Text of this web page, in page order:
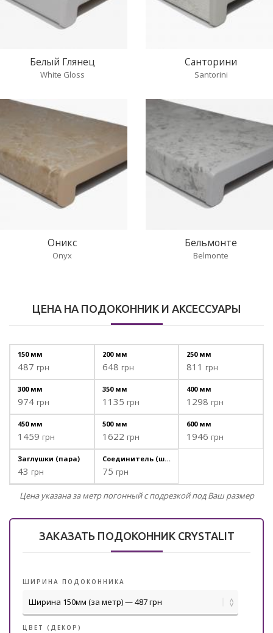
Белый Глянец
White Gloss
Санторини
Santorini
Оникс
Onyx
Бельмонте
Belmonte
ЦЕНА НА ПОДОКОННИК И АКСЕССУАРЫ
487 грн 648 грн 811 грн
974 грн 1135 грн 1298 грн
1459 грн 1622 грн 1946 грн
43 грн 75 грн
Цена указана за метр погонный с подрезкой под Ваш размер
ЗАКАЗАТЬ ПОДОКОННИК CRYSTALIT
ШИРИНА ПОДОКОННИКА
ЦВЕТ (ДЕКОР)